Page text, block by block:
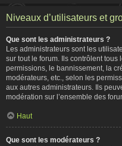
Niveaux d’utilisateurs et
Que sont les administrateurs ?
Les administrateurs sont les
sur tout le forum. Ils contrôlent tous
permissions, le bannissement, la
modérateurs, etc., selon les
aux autres administrateurs. Ils
modération sur l’ensemble des
Haut
Que sont les modérateurs ?